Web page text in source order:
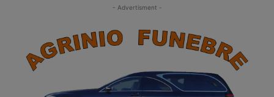
- Advertisment -